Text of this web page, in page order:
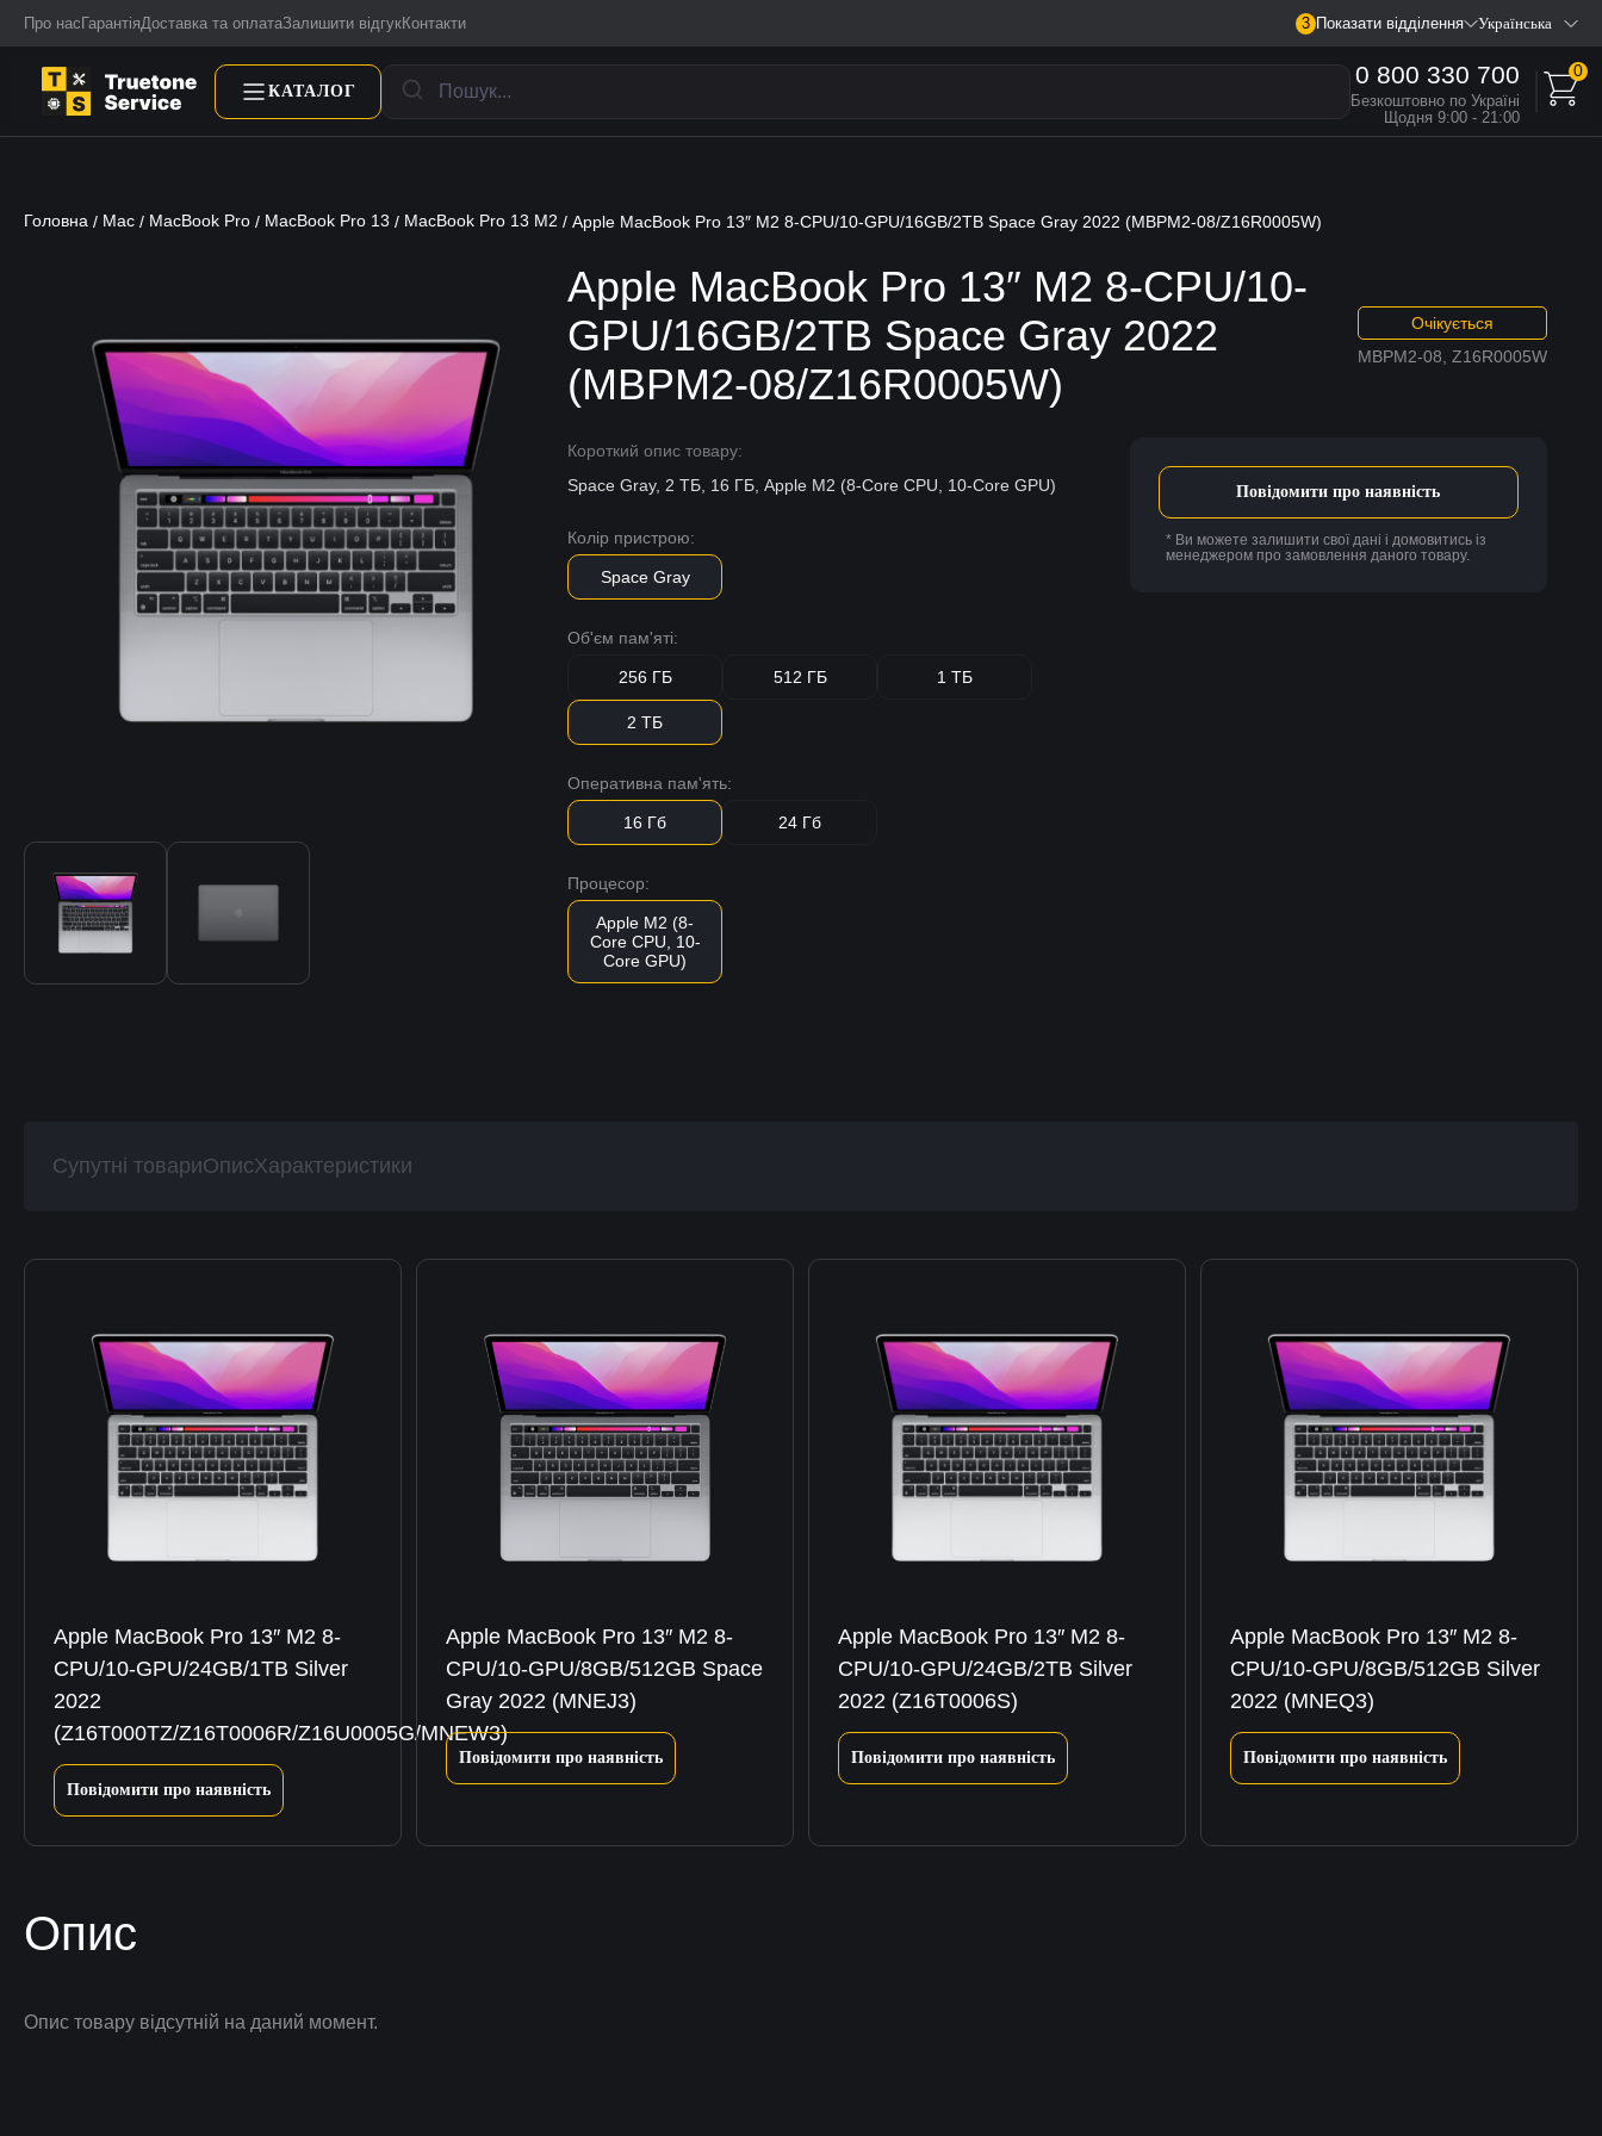
Про нас ГарантіяДоставка та оплатаЗалишити відгукКонтакти 3 Показати відділення Українська
КАТАЛОГ
0 800 330 700
Безкоштовно по Україні
Щодня 9:00 - 21:00
0
Головна / Mac / MacBook Pro / MacBook Pro 13 / MacBook Pro 13 M2 / Apple MacBook Pro 13″ M2 8-CPU/10-GPU/16GB/2TB Space Gray 2022 (MBPM2-08/Z16R0005W)
Apple MacBook Pro 13″ M2 8-CPU/10-
GPU/16GB/2TB Space Gray 2022
(MBPM2-08/Z16R0005W)
MBPM2-08, Z16R0005W
Очікується
Короткий опис товару:
Space Gray, 2 ТБ, 16 ГБ, Apple M2 (8-Core CPU, 10-Core GPU)
Колір пристрою:
Space Gray
Об'єм пам'яті:
256 ГБ 512 ГБ 1 ТБ
2 ТБ
Оперативна пам'ять:
16 Гб 24 Гб
Процесор:
Apple M2 (8-
Core CPU, 10-
Core GPU)
Повідомити про наявність
* Ви можете залишити свої дані і домовитись із
менеджером про замовлення даного товару.
Супутні товариОписХарактеристики
Apple MacBook Pro 13″ M2 8-
CPU/10-GPU/24GB/1TB Silver
2022
(Z16T000TZ/Z16T0006R/Z16U0005G/MNEW3)
Повідомити про наявність
Apple MacBook Pro 13″ M2 8-
CPU/10-GPU/8GB/512GB Space
Gray 2022 (MNEJ3)
Повідомити про наявність
Apple MacBook Pro 13″ M2 8-
CPU/10-GPU/24GB/2TB Silver
2022 (Z16T0006S)
Повідомити про наявність
Apple MacBook Pro 13″ M2 8-
CPU/10-GPU/8GB/512GB Silver
2022 (MNEQ3)
Повідомити про наявність
Опис
Опис товару відсутній на даний момент.